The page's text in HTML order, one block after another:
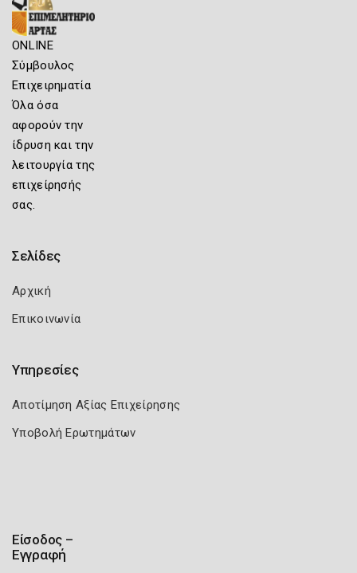
ONLINE
Σύμβουλος
Επιχειρηματία
Όλα όσα
αφορούν την
ίδρυση και την
λειτουργία της
επιχείρησής
σας.
Σελίδες
Αρχική
Επικοινωνία
Υπηρεσίες
Αποτίμηση Αξίας Επιχείρησης
Υποβολή Ερωτημάτων
Είσοδος –
Εγγραφή